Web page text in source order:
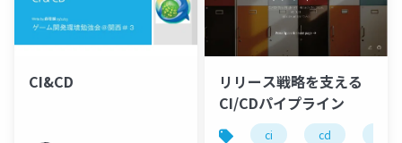
CI&CD
リリース戦略を支える
CI/CDパイプライン
ci cd